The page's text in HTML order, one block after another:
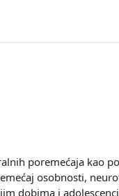
poremećaja kao
osobnosti,
dobima i